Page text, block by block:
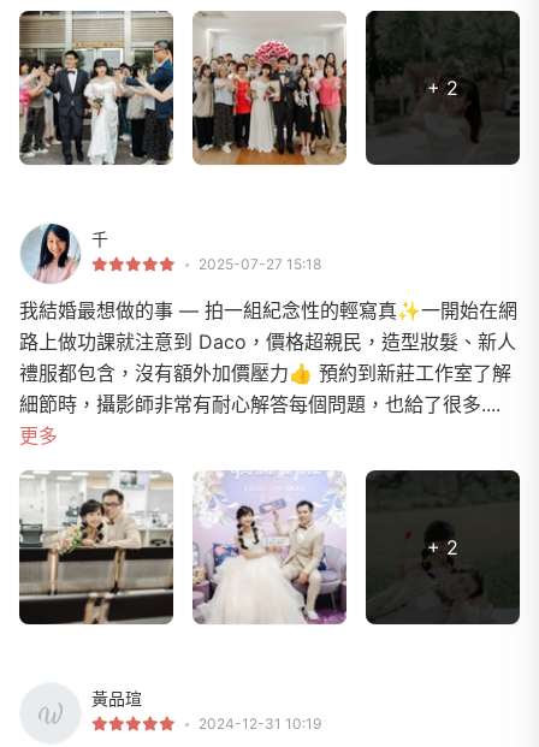
+ 2
千
2025-07-27 15:18
我結婚最想做的事 — 拍一組紀念性的輕寫真✨一開始在網
路上做功課就注意到 Daco，價格超親民，造型妝髮、新人
禮服都包含，沒有額外加價壓力👍 預約到新莊工作室了解
細節時，攝影師非常有耐心解答每個問題，也給了很多....
更多
+ 2
黃品瑄
2024-12-31 10:19